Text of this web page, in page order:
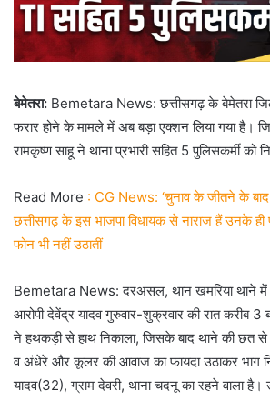
बेमेतरा: Bemetara News: छत्तीसगढ़ के बेमेतरा
फरार होने के मामले में अब बड़ा एक्शन लिया गया है।
रामकृष्ण साहू ने थाना प्रभारी सहित 5 पुलिसकर्मी को
Read More : CG News: ‘चुनाव के जीतने के बाद
छत्तीसगढ़ के इस भाजपा विधायक से नाराज हैं उनके ही
फोन भी नहीं उठातीं
Bemetara News: दरअसल, थान खमरिया थाने में
आरोपी देवेंद्र यादव गुरुवार-शुक्रवार की रात करीब 3
ने हथकड़ी से हाथ निकाला, जिसके बाद थाने की छत
व अंधेरे और कूलर की आवाज का फायदा उठाकर भाग
यादव(32), ग्राम देवरी, थाना चदनू का रहने वाला है।